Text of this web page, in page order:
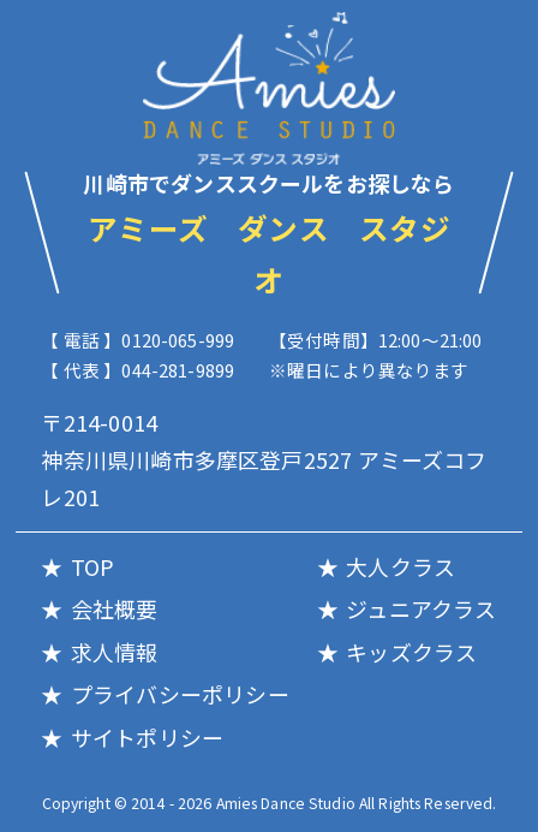
川崎市でダンススクールをお探しなら
アミーズ ダンス スタジ
オ
【 電話 】0120-065-999
【 代表 】044-281-9899
【受付時間】12:00〜21:00
※曜日により異なります
〒214-0014
神奈川県川崎市多摩区登戸2527 アミーズコフ
レ201
TOP
会社概要
求人情報
大人クラス
ジュニアクラス
キッズクラス
プライバシーポリシー
サイトポリシー
Copyright © 2014 - 2026 Amies Dance Studio All Rights Reserved.